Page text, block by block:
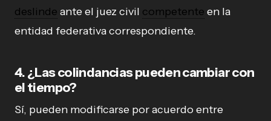
deslinde ante el juez civil competente en la
entidad federativa correspondiente.
4. ¿Las colindancias pueden cambiar con
el tiempo?
Sí, pueden modificarse por acuerdo entre